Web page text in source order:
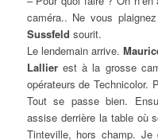
caméra.. Ne vous
Sussfeld sourit.
Le lendemain arrive.
Lallierest à la grosse
opérateurs de Technicolor.
Tout se passe bien.
assise derrière la table où
Tinteville, hors champ. Je